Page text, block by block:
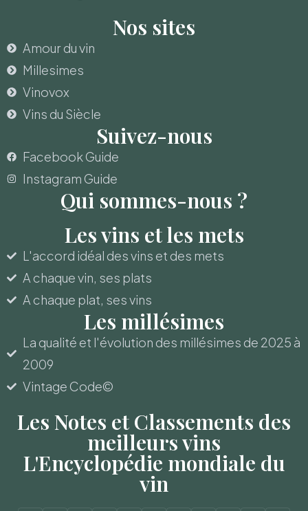
Nos sites
Amour du vin
Millesimes
Vinovox
Vins du Siècle
Suivez-nous
Facebook Guide
Instagram Guide
Qui sommes-nous ?
Les vins et les mets
L'accord idéal des vins et des mets
A chaque vin, ses plats
A chaque plat, ses vins
Les millésimes
La qualité et l'évolution des millésimes de 2025 à
2009
Vintage Code©
Les Notes et Classements des
meilleurs vins
L'Encyclopédie mondiale du
vin